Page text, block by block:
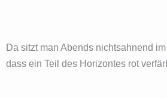
Da sitzt man Abends nichtsahnend
dass ein Teil des Horizontes rot